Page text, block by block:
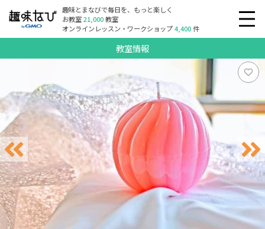
趣味とまなびで毎日を、もっと楽しく
お教室21,000教室
オンラインレッスン・ワークショップ4,400件
教室情報